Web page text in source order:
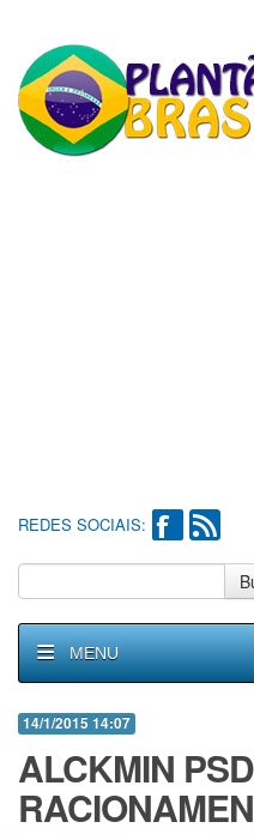
REDES SOCIAIS:
MENU
14/1/2015 14:07
ALCKMIN